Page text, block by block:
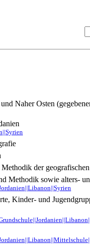
Naher Osten
der
Methodik sowie alters-
Kinder- und